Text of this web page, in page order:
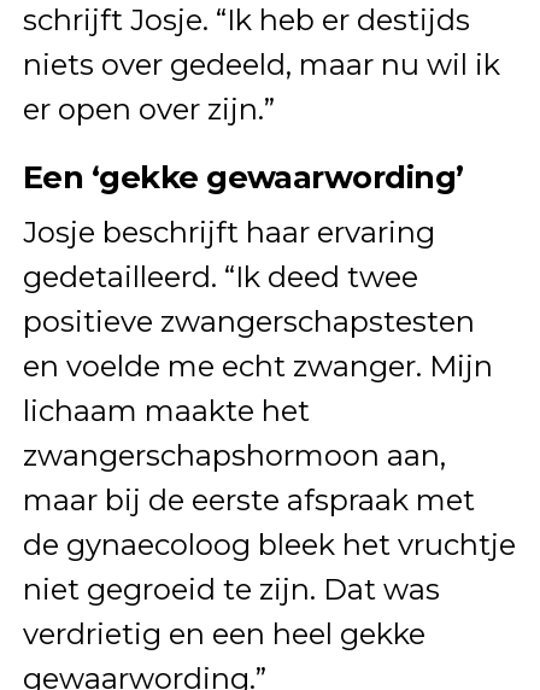
schrijft Josje. “Ik heb er destijds
niets over gedeeld, maar nu wil ik
er open over zijn.”
Een ‘gekke gewaarwording’
Josje beschrijft haar ervaring
gedetailleerd. “Ik deed twee
positieve zwangerschapstesten
en voelde me echt zwanger. Mijn
lichaam maakte het
zwangerschapshormoon aan,
maar bij de eerste afspraak met
de gynaecoloog bleek het vruchtje
niet gegroeid te zijn. Dat was
verdrietig en een heel gekke
gewaarwording.”